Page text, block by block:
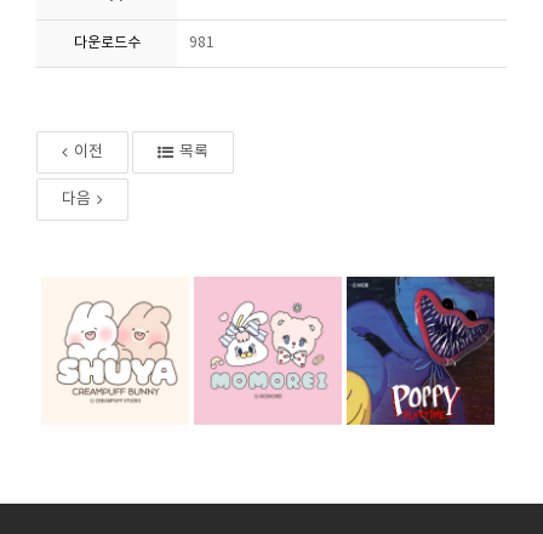
다운로드수 981
이전 목록
다음